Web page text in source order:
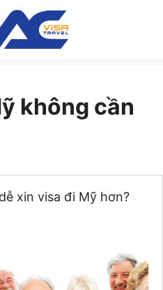
không cần
xin visa đi Mỹ hơn?